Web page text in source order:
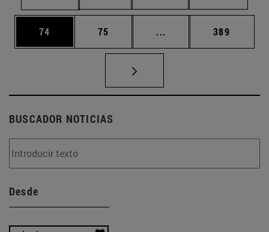
Página
74 Página
75 ... Páginas intermedias
Página
389
BUSCADOR NOTICIAS
Desde